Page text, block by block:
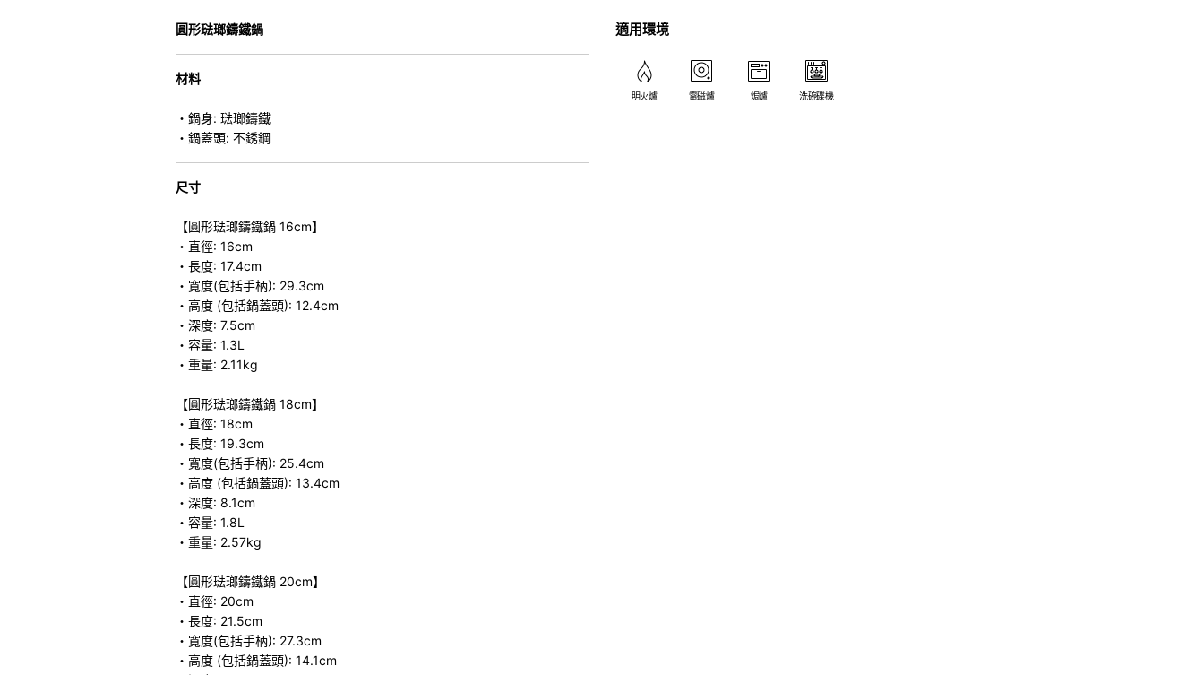
• 適用於多種熱源，例如明火、電磁爐或焗爐（微波爐除外）。
圓形琺瑯鑄鐵鍋
材料
・鍋身: 琺瑯鑄鐵
・鍋蓋頭: 不銹鋼
尺寸
【圓形琺瑯鑄鐵鍋 16cm】
・直徑: 16cm
・長度: 17.4cm
・寬度(包括手柄): 29.3cm
・高度 (包括鍋蓋頭): 12.4cm
・深度: 7.5cm
・容量: 1.3L
・重量: 2.11kg
【圓形琺瑯鑄鐵鍋 18cm】
・直徑: 18cm
・長度: 19.3cm
・寬度(包括手柄): 25.4cm
・高度 (包括鍋蓋頭): 13.4cm
・深度: 8.1cm
・容量: 1.8L
・重量: 2.57kg
【圓形琺瑯鑄鐵鍋 20cm】
・直徑: 20cm
・長度: 21.5cm
・寬度(包括手柄): 27.3cm
・高度 (包括鍋蓋頭): 14.1cm
適用環境
明火爐 電磁爐 焗爐 洗碗碟機